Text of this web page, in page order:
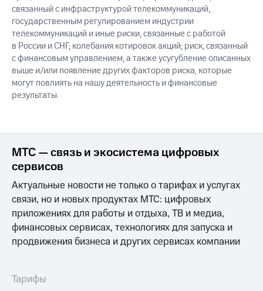
связанный с инфраструктурой телекоммуникаций,
государственным регулированием индустрии
телекоммуникаций и иные риски, связанные с работой
в России и СНГ; колебания котировок акций; риск, связанный
с финансовым управлением, а также усугубление описанных
выше и/или появление других факторов риска, которые
могут повлиять на нашу деятельность и финансовые
результаты.
МТС — связь и экосистема цифровых
сервисов
Актуальные новости не только о тарифах и услугах
связи, но и новых продуктах МТС: цифровых
приложениях для работы и отдыха, ТВ и медиа,
финансовых сервисах, технологиях для запуска и
продвижения бизнеса и других сервисах компании
Тарифы